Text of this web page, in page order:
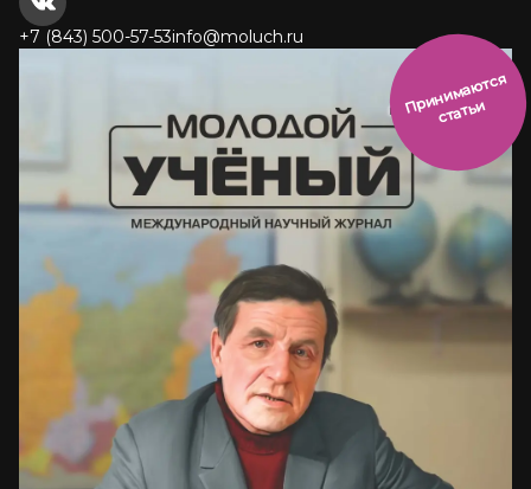
+7 (843) 500-57-53info@moluch.ru
П
р
и
н
и
м
а
ют
с
я
ст
ать
и